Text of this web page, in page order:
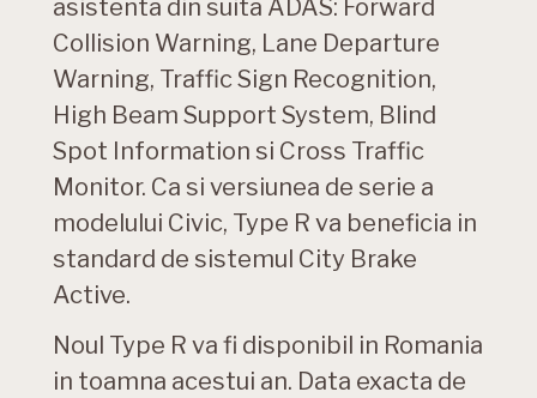
asistenta din suita ADAS: Forward
Collision Warning, Lane Departure
Warning, Traffic Sign Recognition,
High Beam Support System, Blind
Spot Information si Cross Traffic
Monitor. Ca si versiunea de serie a
modelului Civic, Type R va beneficia in
standard de sistemul City Brake
Active.
Noul Type R va fi disponibil in Romania
in toamna acestui an. Data exacta de